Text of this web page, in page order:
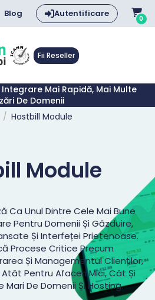
Blog Autentificare 0
Fii Reseller
Integrare Mai Rapidă, Mai Multe
De Domenii
Hostbill Module
Module
Ca Unul Dintre Cele Mai Bune
Pentru Domenii Și Găzduire,
Și Interfeței Prietenoase.
Procese Critice Precum
Și Managementul Clienților,
Pentru Afaceri Mici, Cât Și
De Domenii Și Hosting.